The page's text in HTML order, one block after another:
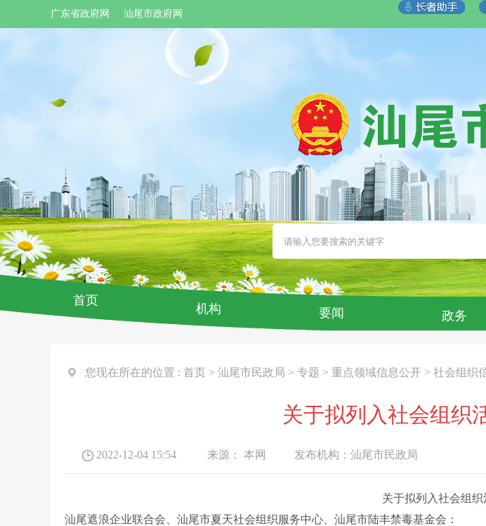
广东省政府网 汕尾市政府网
首页
机构 要闻 政务
您现在所在的位置 : 首页 > 汕尾市民政局 > 专题 > 重点领域信息公开 > 社会组织
关于拟列入社会组织
2022-12-04 15:54 来源： 本网 发布机构： 汕尾市民政局
关于拟列入社会组织
汕尾遮浪企业联合会、汕尾市夏天社会组织服务中心、汕尾市陆丰禁毒基金会：